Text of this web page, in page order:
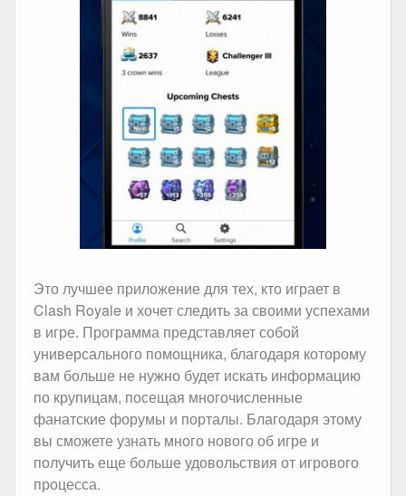
Это лучшее приложение для тех, кто играет в
Clash Royale и хочет следить за своими успехами
в игре. Программа представляет собой
универсального помощника, благодаря которому
вам больше не нужно будет искать информацию
по крупицам, посещая многочисленные
фанатские форумы и порталы. Благодаря этому
вы сможете узнать много нового об игре и
получить еще больше удовольствия от игрового
процесса.